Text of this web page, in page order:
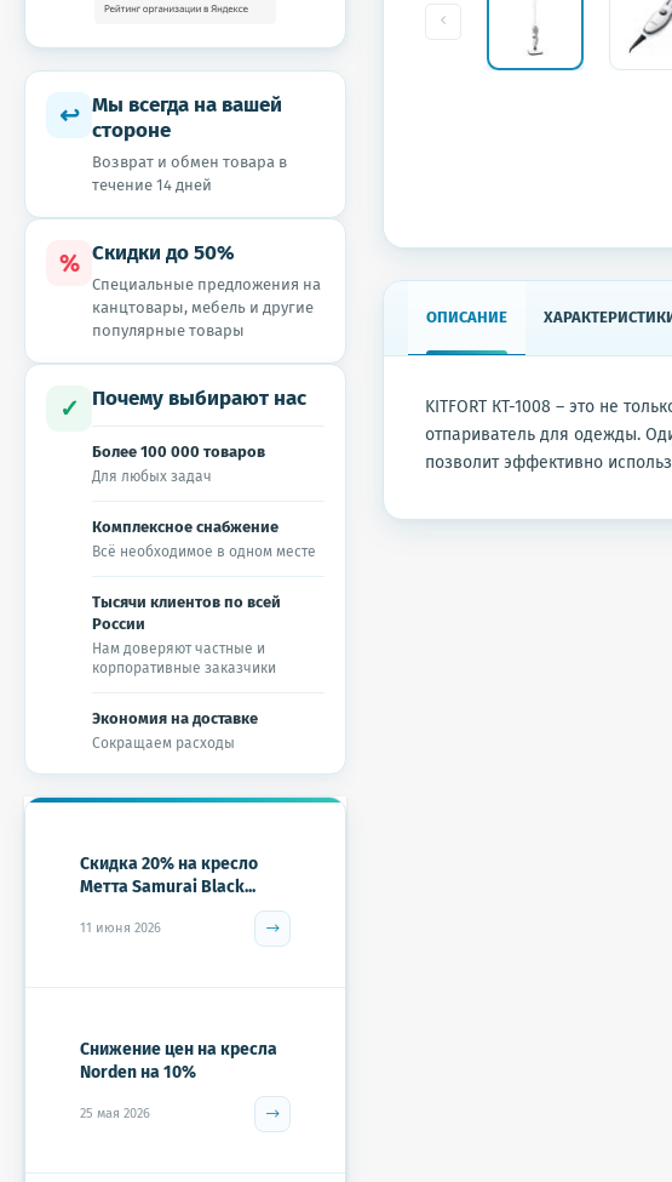
ОПИСАНИЕ
KITFORT КТ-1008 – это не
отпариватель для одежды.
позволит эффективно
↩ Мы всегда на вашей
стороне
Возврат и обмен товара в
течение 14 дней
% Скидки до 50%
Специальные предложения на
канцтовары, мебель и другие
популярные товары
✓ Почему выбирают нас
Более 100 000 товаров
Для любых задач
Комплексное снабжение
Всё необходимое в одном месте
Тысячи клиентов по всей
России
Нам доверяют частные и
корпоративные заказчики
Экономия на доставке
Сокращаем расходы
Скидка 20% на кресло
Метта Samurai Black...
11 июня 2026
Снижение цен на кресла
Norden на 10%
25 мая 2026